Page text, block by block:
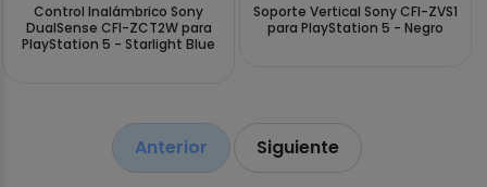
Control Inalámbrico Sony
DualSense CFI-ZCT2W para
PlayStation 5 - Starlight Blue
Soporte Vertical Sony CFI-ZVS1
para PlayStation 5 - Negro
Anterior Siguiente